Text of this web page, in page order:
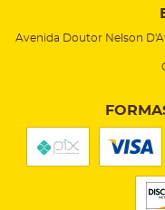
Avenida Doutor Nelson